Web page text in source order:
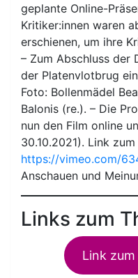
geplante Online-
Kritiker:innen waren
erschienen, um ihre
– Zum Abschluss der
der Platenvlotbrug
Foto: Bollenmädel
Balonis (re.). – Die
nun den Film online
30.10.2021). Link zum
https://vimeo.com/
Anschauen und
Links zum
Link zum